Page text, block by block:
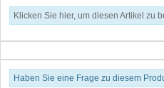
Klicken Sie hier, um diesen Artikel zu
Haben Sie eine Frage zu diesem